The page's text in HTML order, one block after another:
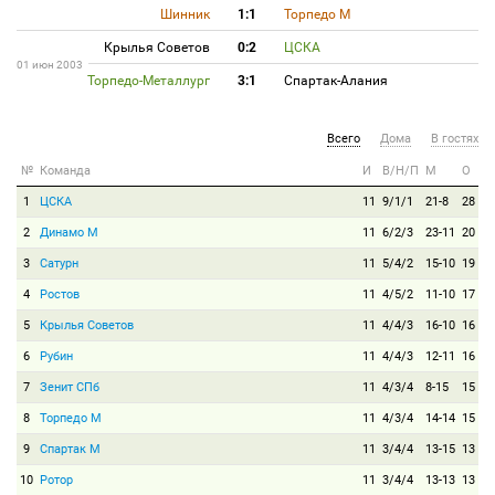
Шинник 1:1 Торпедо М
Крылья Советов 0:2 ЦСКА
01 июн 2003
Торпедо-Металлург 3:1 Спартак-Алания
Всего Дома В гостях
№ Команда И В/Н/П М О
1 ЦСКА 11 9/1/1 21-8 28
2 Динамо М 11 6/2/3 23-11 20
3 Сатурн 11 5/4/2 15-10 19
4 Ростов 11 4/5/2 11-10 17
5 Крылья Советов 11 4/4/3 16-10 16
6 Рубин 11 4/4/3 12-11 16
7 Зенит СПб 11 4/3/4 8-15 15
8 Торпедо М 11 4/3/4 14-14 15
9 Спартак М 11 3/4/4 13-15 13
10 Ротор 11 3/4/4 13-13 13